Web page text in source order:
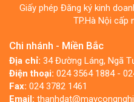
Giấy phép Đăng ký kinh
TP.Hà Nội cấp
Chi nhánh - Miền Bắc
Địa chỉ: 34 Đường Láng, Ngã
Điện thoại: 024 3564 1884 -
Fax: 024 3782 1461
Email: